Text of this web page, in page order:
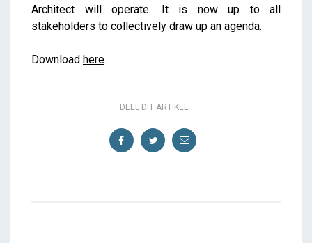
Architect will operate. It is now up to all
stakeholders to collectively draw up an agenda.
Download here.
DEEL DIT ARTIKEL: